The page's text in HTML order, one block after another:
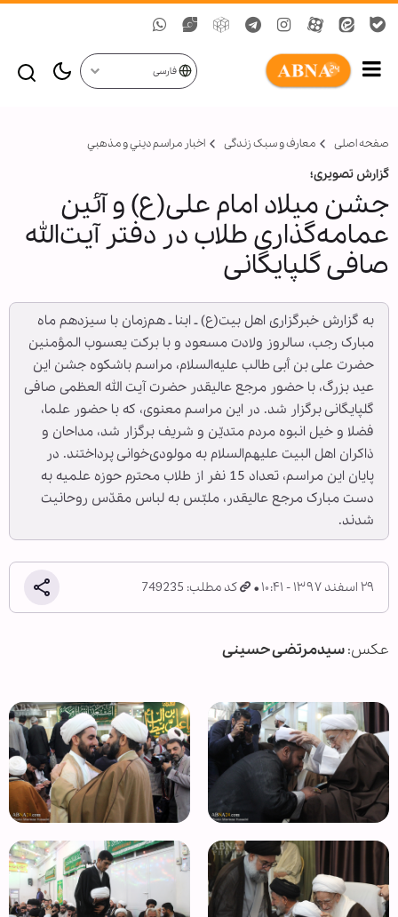
فارسی
صفحه اصلی معارف و سبک زندگی اخبار مراسم ديني و مذهبي
گزارش تصویری؛
جشن میلاد امام علی(ع) و آئین
عمامه‌گذاری طلاب در دفتر آیت‌الله
صافی گلپایگانی
به گزارش خبرگزاری اهل بیت(ع) ـ ابنا ـ هم‌زمان با سیزدهم ماه
مبارک رجب، سالروز ولادت مسعود و با برکت یعسوب المؤمنین
حضرت علی بن أبی طالب علیه‌السلام، مراسم باشکوه جشن این
عید بزرگ، با حضور مرجع عالیقدر حضرت آیت الله العظمی صافی
گلپایگانی برگزار شد. در این مراسم معنوی، که با حضور علما،
فضلا و خیل انبوه مردم متدیّن و شریف برگزار شد، مداحان و
ذاکران اهل البیت علیهم‌السلام به مولودی‌خوانی پرداختند. در
پایان این مراسم، تعداد 15 نفر از طلاب محترم حوزه علمیه به
دست مبارک مرجع عالیقدر، ملبّس به لباس مقدّس روحانیت
شدند.
۲۹ اسفند ۱۳۹۷ - ۱۰:۴۱ کد مطلب: 749235
عکس:سیدمرتضی حسینی